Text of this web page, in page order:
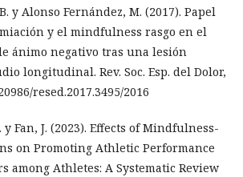
y Alonso Fernández, M. (2017). Papel
y el mindfulness rasgo en el
ánimo negativo tras una lesión
longitudinal. Rev. Soc. Esp. del Dolor,
resed.2017.3495/2016
y Fan, J. (2023). Effects of Mindfulness-
on Promoting Athletic Performance
among Athletes: A Systematic Review